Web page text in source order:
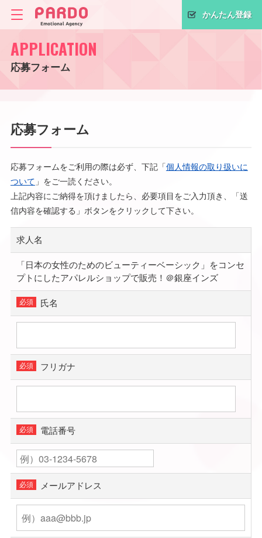
かんたん登録
APPLICATION
応募フォーム
応募フォーム
応募フォームをご利用の際は必ず、下記「個人情報の取り扱いに
ついて 」をご一読ください。
上記内容にご納得を頂けましたら、必要項目をご入力頂き、「送
信内容を確認する」ボタンをクリックして下さい。
求人名
「日本の女性のためのビューティーベーシック」をコンセ
プトにしたアパレルショップで販売！＠銀座インズ
氏名
フリガナ
電話番号
メールアドレス